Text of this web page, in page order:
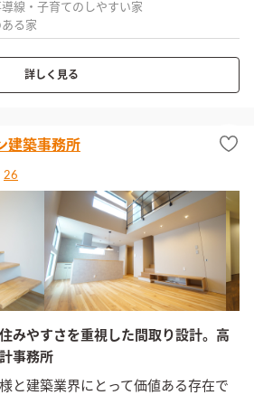
導線・子育てのしやすい家
る家
詳しく見る
建築事務所
26
みやすさを重視した間取り設計。高
事務所
と建築業界にとって価値ある存在で